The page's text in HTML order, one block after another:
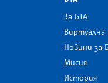
За БТА
Виртуална
Новини за
Мисия
История